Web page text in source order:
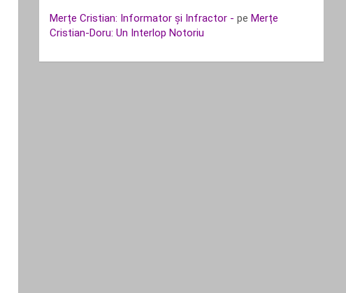
Merțe Cristian: Informator și Infractor - peMerțe
Cristian-Doru: Un Interlop Notoriu